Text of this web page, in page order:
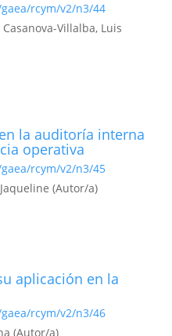
rcym/v2/n3/44
Villalba, Luis
la auditoría interna
operativa
rcym/v2/n3/45
(Autor/a)
aplicación en la
rcym/v2/n3/46
(Autor/a)